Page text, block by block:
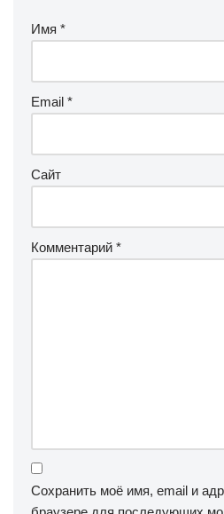
Имя *
Email *
Сайт
Комментарий *
Сохранить моё имя, email и